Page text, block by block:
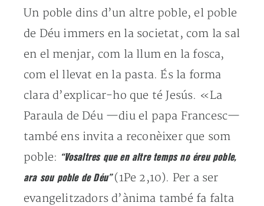
Un poble dins d’un altre poble, el poble
de Déu immers en la societat, com la sal
en el menjar, com la llum en la fosca,
com el llevat en la pasta. És la forma
clara d’explicar-ho que té Jesús. «La
Paraula de Déu —diu el papa Francesc—
també ens invita a reconèixer que som
poble:
“Vosaltres que en altre temps no éreu poble,
ara sou poble de Déu”(1Pe 2,10). Per a ser
evangelitzadors d’ànima també fa falta